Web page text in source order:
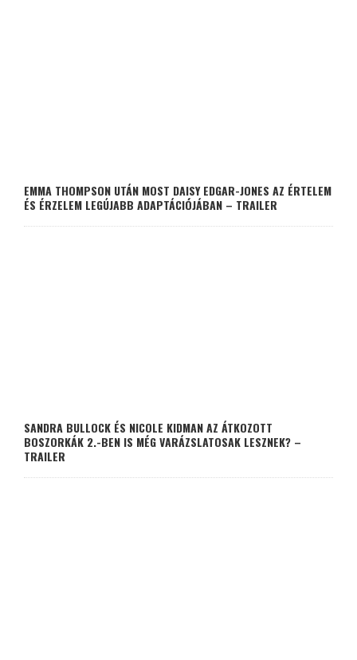
EMMA THOMPSON UTÁN MOST DAISY EDGAR-JONES AZ ÉRTELEM
ÉS ÉRZELEM LEGÚJABB ADAPTÁCIÓJÁBAN – TRAILER
SANDRA BULLOCK ÉS NICOLE KIDMAN AZ ÁTKOZOTT
BOSZORKÁK 2.-BEN IS MÉG VARÁZSLATOSAK LESZNEK? –
TRAILER